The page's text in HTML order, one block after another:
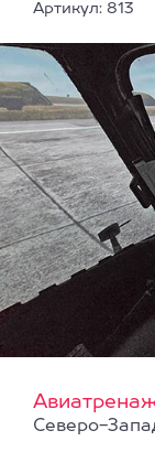
Артикул: 813
Северо-